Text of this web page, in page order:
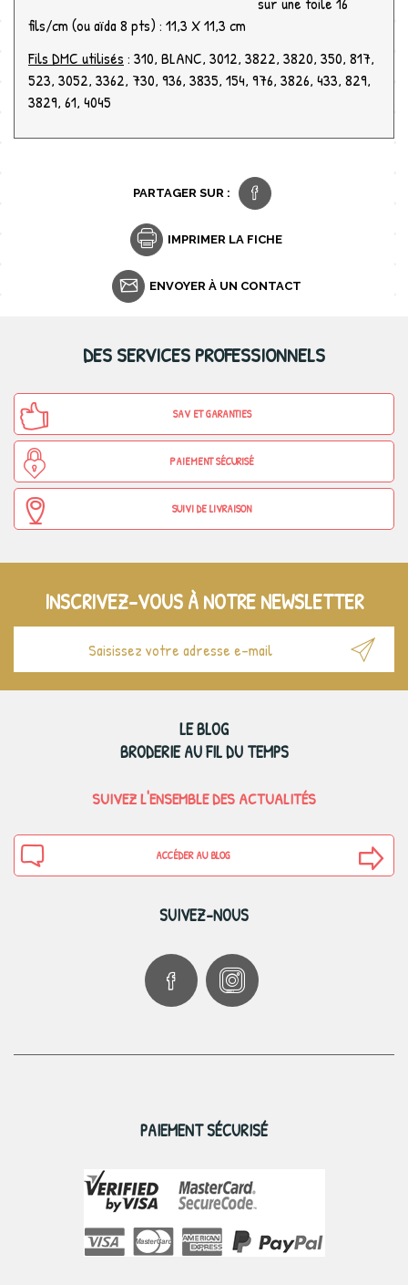
fils/cm (ou aïda 8 pts) : 11,3 X 11,3 cm
Fils DMC utilisés : 310, BLANC, 3012, 3822, 3820, 350, 817,
523, 3052, 3362, 730, 936, 3835, 154, 976, 3826, 433, 829,
3829, 61, 4045
PARTAGER SUR :
IMPRIMER LA FICHE
ENVOYER À UN CONTACT
DES SERVICES PROFESSIONNELS
SAV ET GARANTIES
PAIEMENT SÉCURISÉ
SUIVI DE LIVRAISON
INSCRIVEZ-VOUS À NOTRE NEWSLETTER
LE BLOG
BRODERIE AU FIL DU TEMPS
SUIVEZ L'ENSEMBLE DES ACTUALITÉS
ACCÉDER AU BLOG
SUIVEZ-NOUS
PAIEMENT SÉCURISÉ